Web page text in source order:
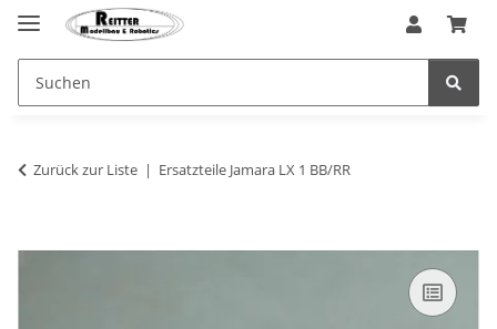
Zurück zur Liste Ersatzteile Jamara LX 1 BB/RR